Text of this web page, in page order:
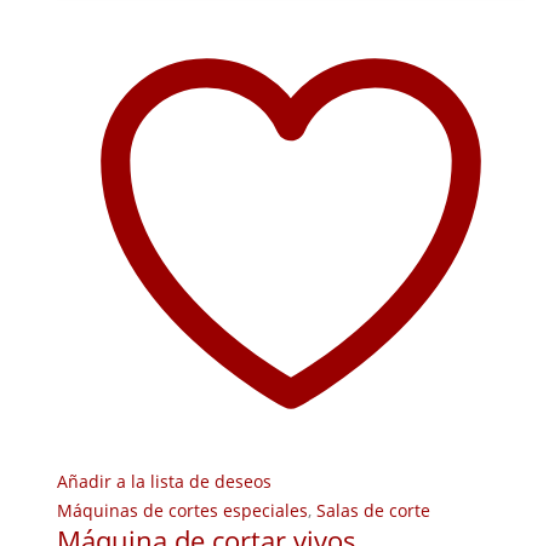
Añadir a la lista de deseos
Máquinas de cortes especiales, Salas de corte